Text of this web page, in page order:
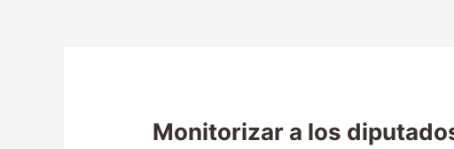
Monitorizar a los